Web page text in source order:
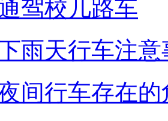
驾校几路车
雨天行车注意
间行车存在的